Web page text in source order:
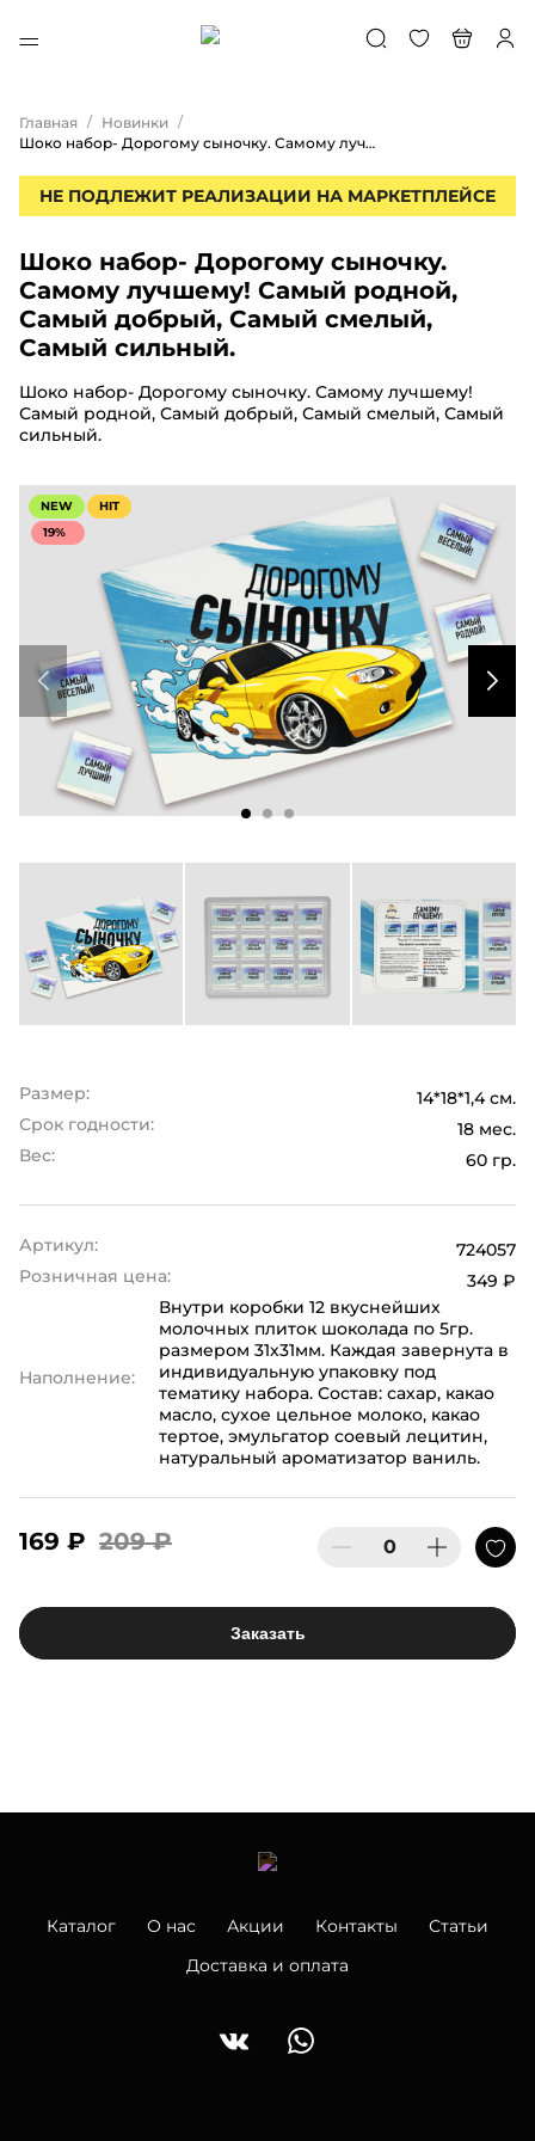
Главная / Новинки /
Шоко набор- Дорогому сыночку. Самому лучшему! Самый родной, Самый добрый, Самый смелый, Самый сильный.
НЕ ПОДЛЕЖИТ РЕАЛИЗАЦИИ НА МАРКЕТПЛЕЙСЕ
Шоко набор- Дорогому сыночку.
Самому лучшему! Самый родной,
Самый добрый, Самый смелый,
Самый сильный.
Шоко набор- Дорогому сыночку. Самому лучшему!
Самый родной, Самый добрый, Самый смелый, Самый
сильный.
NEW
HIT
19%
Размер:
14*18*1,4 см.
Срок годности:
18 мес.
Вес:
60 гр.
Артикул:
724057
Розничная цена:
349 ₽
Наполнение:
Внутри коробки 12 вкуснейших
молочных плиток шоколада по 5гр.
размером 31х31мм. Каждая завернута в
индивидуальную упаковку под
тематику набора. Состав: сахар, какао
масло, сухое цельное молоко, какао
тертое, эмульгатор соевый лецитин,
натуральный ароматизатор ваниль.
169 ₽ 209 ₽
Заказать
Каталог О нас Акции Контакты
Статьи
Доставка и оплата